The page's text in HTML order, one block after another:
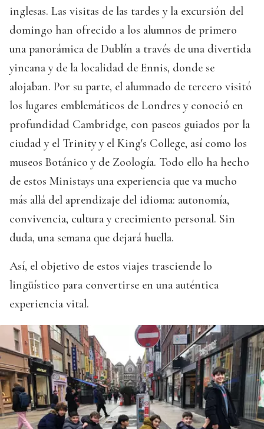
inglesas. Las visitas de las tardes y la excursión del
domingo han ofrecido a los alumnos de primero
una panorámica de Dublín a través de una divertida
yincana y de la localidad de Ennis, donde se
alojaban. Por su parte, el alumnado de tercero visitó
los lugares emblemáticos de Londres y conoció en
profundidad Cambridge, con paseos guiados por la
ciudad y el Trinity y el King's College, así como los
museos Botánico y de Zoología. Todo ello ha hecho
de estos Ministays una experiencia que va mucho
más allá del aprendizaje del idioma: autonomía,
convivencia, cultura y crecimiento personal. Sin
duda, una semana que dejará huella.
Así, el objetivo de estos viajes trasciende lo
lingüístico para convertirse en una auténtica
experiencia vital.